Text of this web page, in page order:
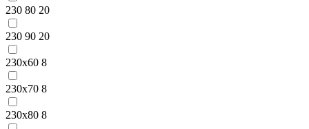
230 80 20
230 90 20
230x60 8
230x70 8
230x80 8